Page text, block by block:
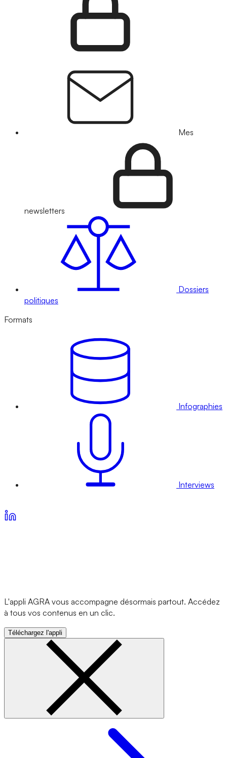
Mes
newsletters
Dossiers
politiques
Formats
Infographies
Interviews
L'appli AGRA vous accompagne désormais partout. Accédez
à tous vos contenus en un clic.
Téléchargez l'appli